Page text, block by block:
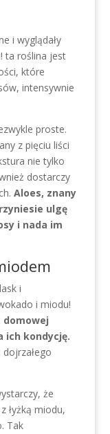
i wyglądały
ta roślina jest
które
intensywnie
proste.
z pięciu liści
nie tylko
dostarczy
Aloes, znany
ulgę
i nada im
i
i miodu!
ich kondycję.
że
łyżką miodu,
Tak